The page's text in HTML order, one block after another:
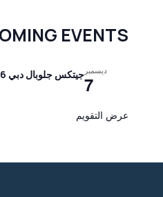
EVENTS
ديسمبر
7جيتكس جلوبال دبي 2026
عرض التقويم